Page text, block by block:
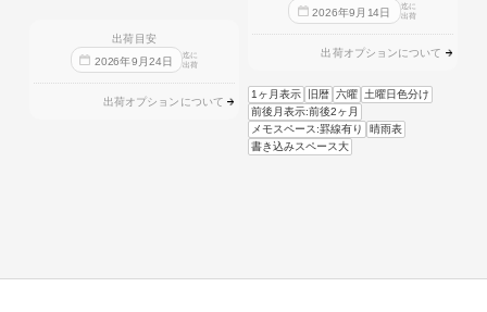
出荷目安
2026年9 月24日
迄に
出荷
出荷オプションについて
2026年9 月 14日
迄に
出荷
出荷オプションについて
1ヶ月表示 旧暦 六曜 土曜日色分け
前後月表示:前後2ヶ月
メモスペース:罫線有り
晴雨表
書き込みスペース大